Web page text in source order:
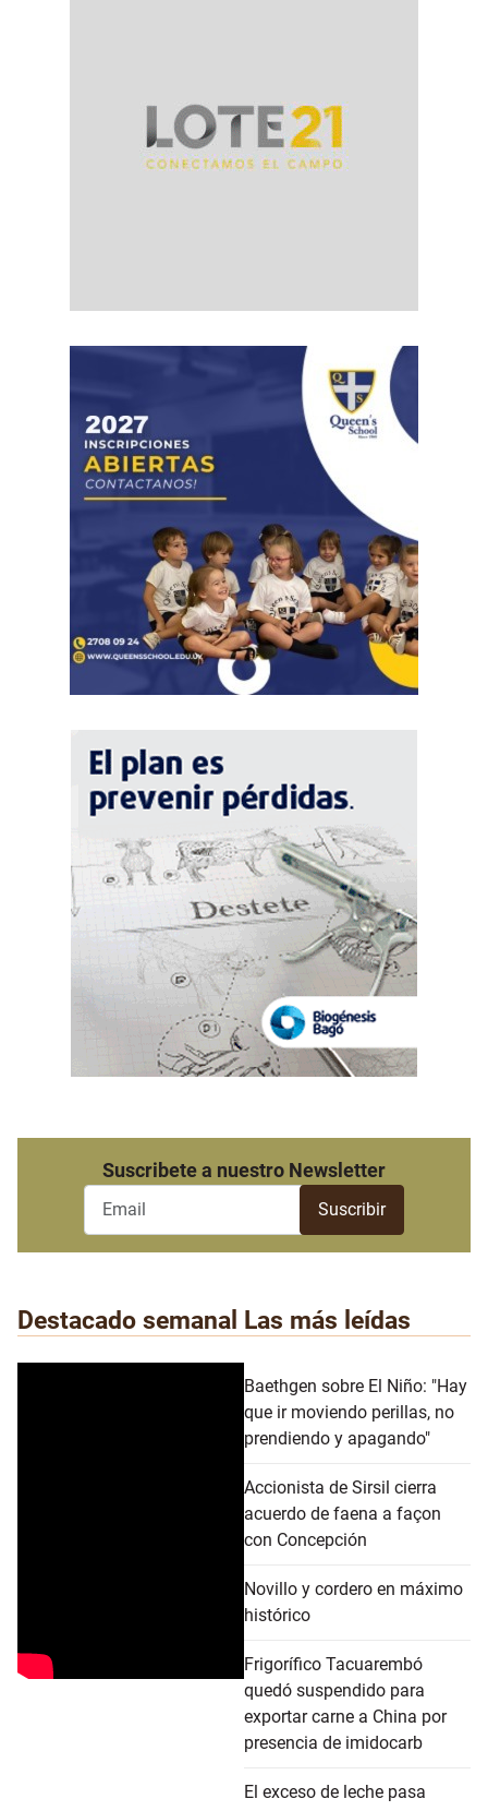
Suscribete a nuestro Newsletter
Destacado semanal Las más leídas
Baethgen sobre El Niño: "Hay
que ir moviendo perillas, no
prendiendo y apagando"
Accionista de Sirsil cierra
acuerdo de faena a façon
con Concepción
Novillo y cordero en máximo
histórico
Frigorífico Tacuarembó
quedó suspendido para
exportar carne a China por
presencia de imidocarb
El exceso de leche pasa